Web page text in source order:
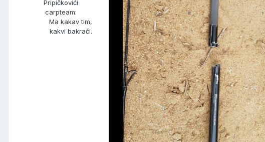
Pripičkovići
carpteam:
Ma kakav tim,
kakvi bakrači.